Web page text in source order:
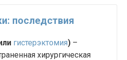
последствия
гистерэктомия) –
хирургическая